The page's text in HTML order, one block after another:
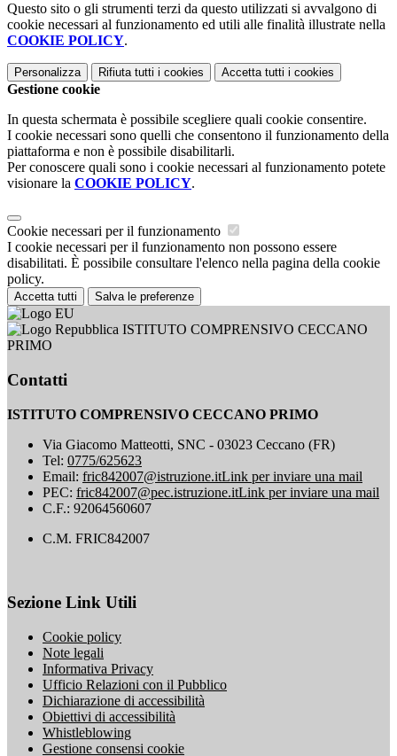
Questo sito o gli strumenti terzi da questo utilizzati si avvalgono di
cookie necessari al funzionamento ed utili alle finalità illustrate nella
COOKIE POLICY.
Personalizza Rifiuta tutti i cookies Accetta tutti i cookies
Gestione cookie
In questa schermata è possibile scegliere quali cookie consentire.
I cookie necessari sono quelli che consentono il funzionamento della
piattaforma e non è possibile disabilitarli.
Per conoscere quali sono i cookie necessari al funzionamento potete
visionare la COOKIE POLICY.
Cookie necessari per il funzionamento
I cookie necessari per il funzionamento non possono essere
disabilitati. È possibile consultare l'elenco nella pagina della cookie
policy.
Accetta tutti Salva le preferenze
ISTITUTO COMPRENSIVO CECCANO
PRIMO
Contatti
ISTITUTO COMPRENSIVO CECCANO PRIMO
Via Giacomo Matteotti, SNC - 03023 Ceccano (FR)
Tel: 0775/625623
Email: fric842007@istruzione.itLink per inviare una mail
PEC: fric842007@pec.istruzione.itLink per inviare una mail
C.F.: 92064560607
C.M. FRIC842007
Sezione Link Utili
Cookie policy
Note legali
Informativa Privacy
Ufficio Relazioni con il Pubblico
Dichiarazione di accessibilità
Obiettivi di accessibilità
Whistleblowing
Gestione consensi cookie